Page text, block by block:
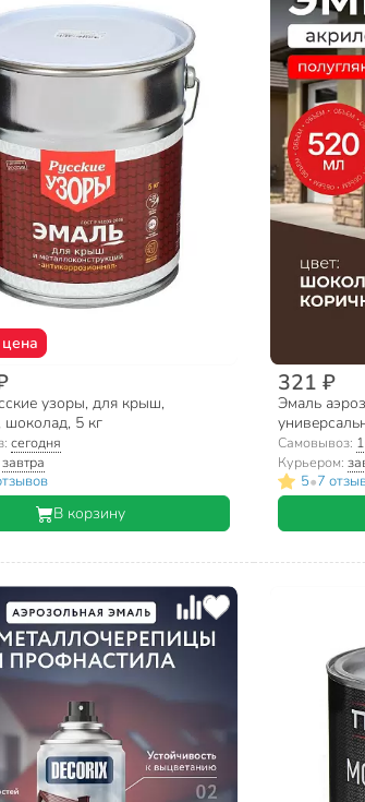
узоры, для крыш,
шоколад, 5 кг
сегодня
завтра
В корзину
321 ₽
Эмаль
акриловая,
коричневая,
Самовывоз:
Курьером:
5•7